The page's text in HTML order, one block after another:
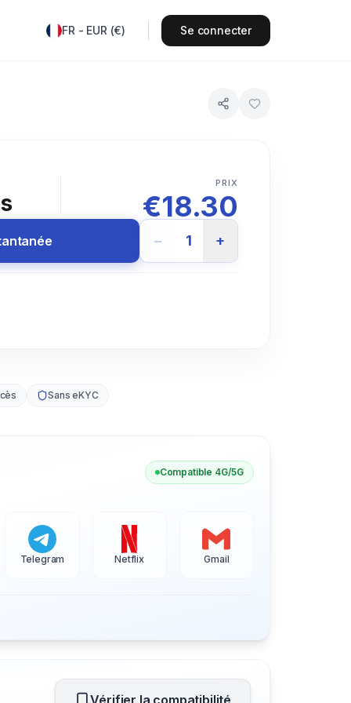
FR - EUR (€) Se connecter
PRIX
€18.30
− 1 +
Sans eKYC
Compatible 4G/5G
Telegram Netflix Gmail